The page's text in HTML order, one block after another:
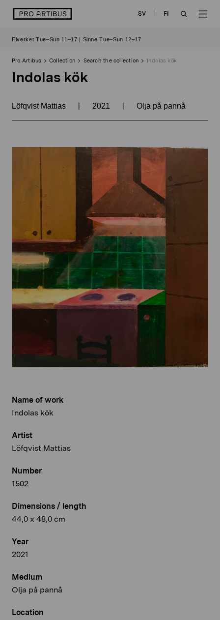
logo SV
FI
Elverket Tue–Sun 11–17 | Sinne Tue–Sun 12–17
Pro Artibus Collection Search the collection Indolas kök
Indolas kök
Löfqvist Mattias | 2021 | Olja på pannå
Name of work
Indolas kök
Artist
Löfqvist Mattias
Number
1502
Dimensions / length
44,0 x 48,0 cm
Year
2021
Medium
Olja på pannå
Location